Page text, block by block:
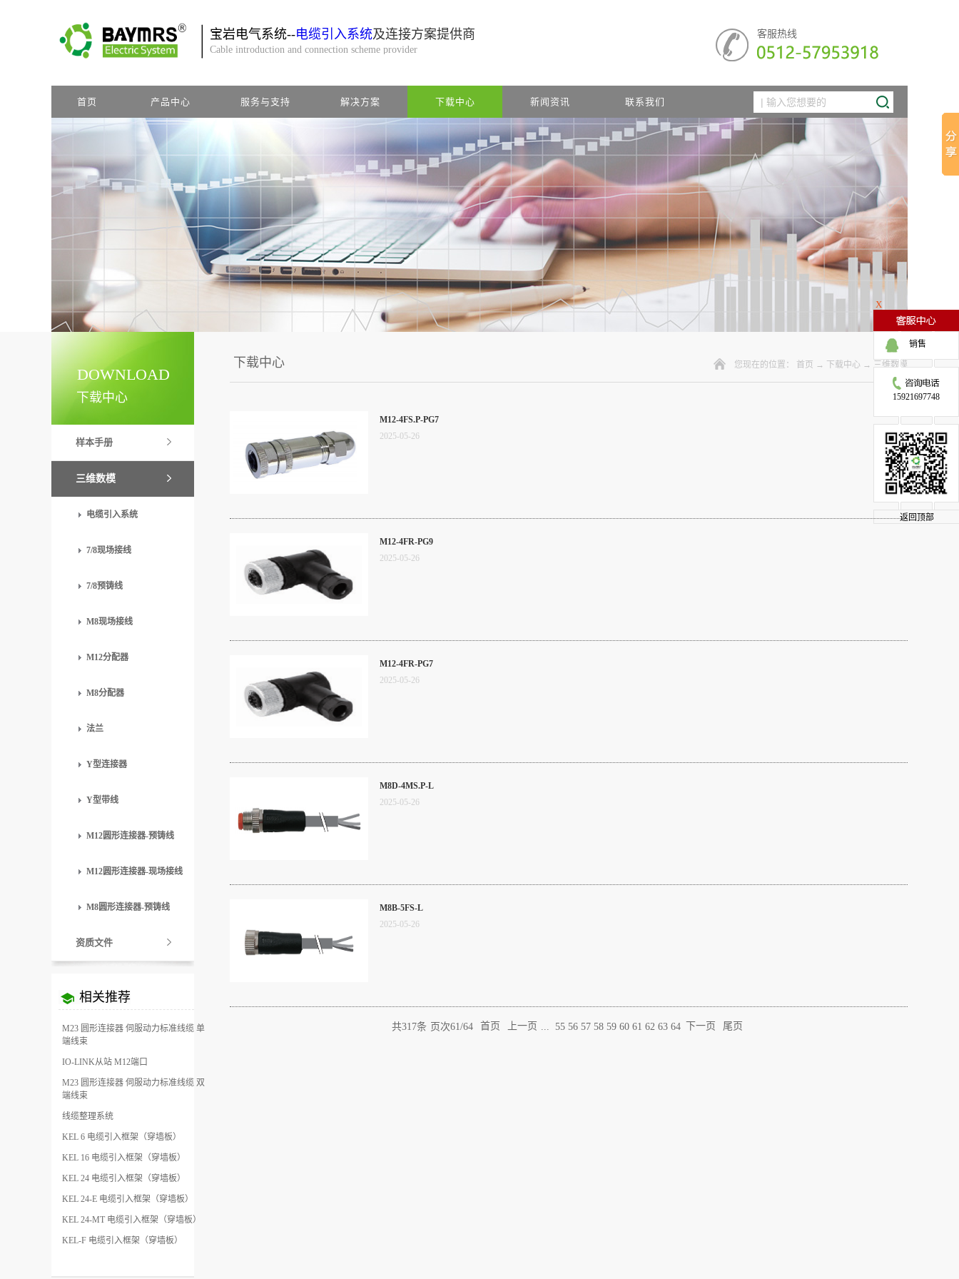
客服热线
宝岩电气系统--电缆引入系统及连接方案提供商
Cable introduction and connection scheme provider
首页 产品中心 服务与支持 解决方案 下载中心 新闻资讯 联系我们
下载中心
DOWNLOAD
样本手册
三维数模
电缆引入系统
7/8现场接线
7/8预铸线
M8现场接线
M12分配器
M8分配器
法兰
Y型连接器
Y型带线
M12圆形连接器-预铸线
M12圆形连接器-现场接线
M8圆形连接器-预铸线
资质文件
相关推荐
M23 圆形连接器 伺服动力标准线缆 单
端线束
IO-LINK从站 M12端口
M23 圆形连接器 伺服动力标准线缆 双
端线束
线缆整理系统
KEL 6 电缆引入框架（穿墙板）
KEL 16 电缆引入框架（穿墙板）
KEL 24 电缆引入框架（穿墙板）
KEL 24-E 电缆引入框架（穿墙板）
KEL 24-MT 电缆引入框架（穿墙板）
KEL-F 电缆引入框架（穿墙板）
下载中心 您现在的位置： 首页 → 下载中心 → 三维数模
M12-4FS.P-PG7
2025-05-26
M12-4FR-PG9
2025-05-26
M12-4FR-PG7
2025-05-26
M8D-4MS.P-L
2025-05-26
M8B-5FS-L
2025-05-26
共317条 页次61/64 首页 上一页 55 56 57 58 59 60 61 62 63 64 下一页 尾页
X
销售
15921697748
返回顶部